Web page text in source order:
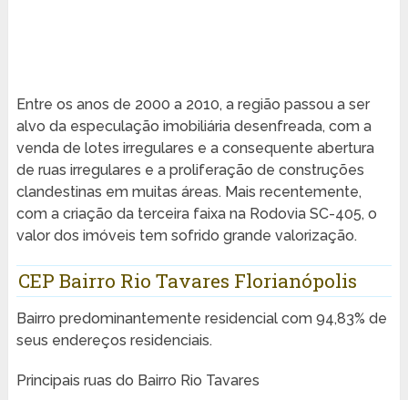
Entre os anos de 2000 a 2010, a região passou a ser
alvo da especulação imobiliária desenfreada, com a
venda de lotes irregulares e a consequente abertura
de ruas irregulares e a proliferação de construções
clandestinas em muitas áreas. Mais recentemente,
com a criação da terceira faixa na Rodovia SC-405, o
valor dos imóveis tem sofrido grande valorização.
CEP Bairro Rio Tavares Florianópolis
Bairro predominantemente residencial com 94,83% de
seus endereços residenciais.
Principais ruas do Bairro Rio Tavares